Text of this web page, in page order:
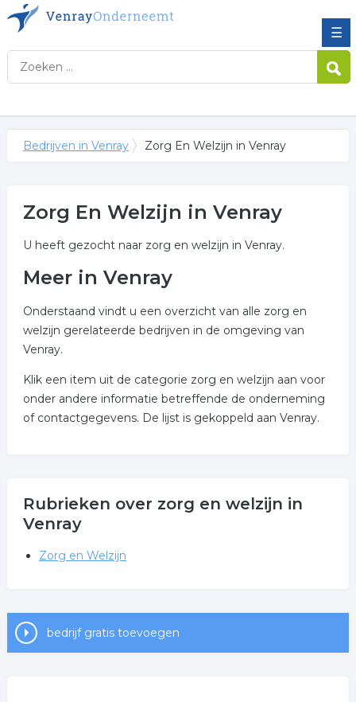
☰
Bedrijven in Venray Zorg En Welzijn in Venray
Zorg En Welzijn in Venray
U heeft gezocht naar zorg en welzijn in Venray.
Meer in Venray
Onderstaand vindt u een overzicht van alle zorg en
welzijn gerelateerde bedrijven in de omgeving van
Venray.
Klik een item uit de categorie zorg en welzijn aan voor
onder andere informatie betreffende de onderneming
of contactgegevens. De lijst is gekoppeld aan Venray.
Rubrieken over zorg en welzijn in
Venray
Zorg en Welzijn
bedrijf gratis toevoegen